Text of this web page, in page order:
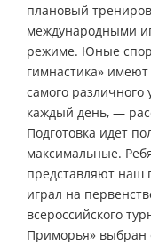
плановый
международными
режиме. Юные
гимнастика»
самого
каждый день, —
Подготовка идет
максимальные.
представляют наш
играл на
всероссийского
Приморья» выбран